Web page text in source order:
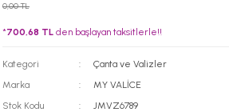
0,00 TL
*700,68 TL den başlayan taksitlerle!!
Kategori
Çanta ve Valizler
Marka
MY VALİCE
Stok Kodu
JMVZ6789